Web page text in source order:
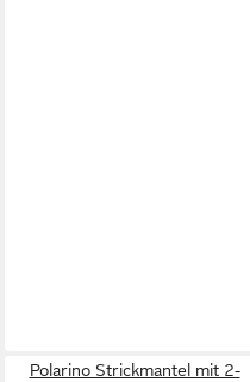
Polarino Strickmantel mit 2-